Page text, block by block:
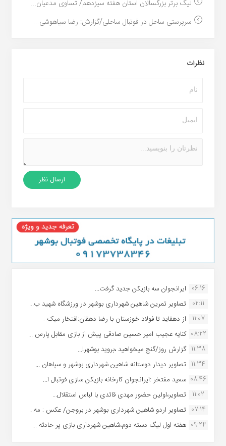
لیگ برتر بزرگسالان استان هفته سیزدهم/ تساوی مدعیان...
سرپرستی ساحل در فوتبال ساحلی/گزارش: رضا سیاهوشی...
نظرات
06:16 ایرانجوان سه بازیکن جدید گرفت...
02:11
تصاویر تمرین شاهین شهردارى بوشهر در ورزشگاه شهید ب...
11:07
از دهقاید تا فولاد خوزستان با رضا دهقان:افتخار میک...
08:22 کنایه عجیب امیر حسین صادقی پیش از بازی مقابل پارس ...
11:38 گزارش روز/گنج میخواهید ،بروید بوشهر!...
11:34 تصاویر دیدار دوستانه شاهین شهردارى بوشهر و سپاهان ...
08:46 سعید مفتخر :ایرانجوان کارخانه بازیکن سازی فوتبال ا...
11:02
تصاویر،اولین حضور مهدی قائدی با لباس استقلال...
07:14 تصاویر اردو شاهین شهرداری بوشهر در بروجن/ عکس : مه...
09:24 هفته اول لیگ دسته دوم،شاهین شهرداری بازی پر حادثه ...